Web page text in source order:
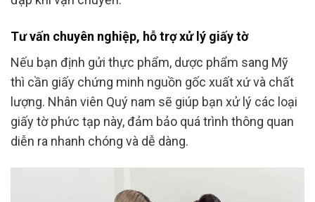
Tư vấn chuyên nghiệp, hỗ trợ xử lý giấy tờ
Nếu bạn định gửi thực phẩm, dược phẩm sang Mỹ
thì cần giấy chứng minh nguồn gốc xuất xứ và chất
lượng. Nhân viên Quý nam sẽ giúp bạn xử lý các loại
giấy tờ phức tạp này, đảm bảo quá trình thông quan
diễn ra nhanh chóng và dễ dàng.